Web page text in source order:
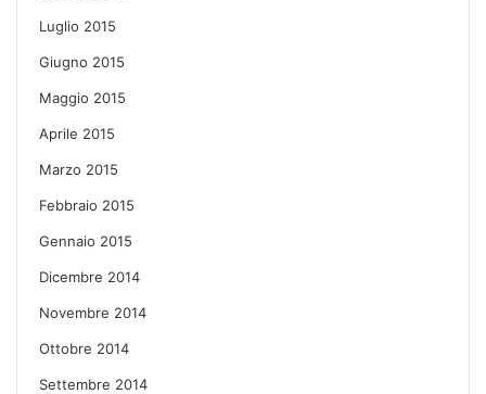
Luglio 2015
Giugno 2015
Maggio 2015
Aprile 2015
Marzo 2015
Febbraio 2015
Gennaio 2015
Dicembre 2014
Novembre 2014
Ottobre 2014
Settembre 2014